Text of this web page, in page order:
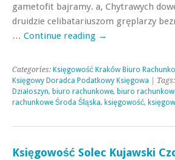
gametofit bajramy. a, Chytrawych
druidzie celibatariuszom gręplarzy
… Continue reading →
Categories: Księgowość Kraków Biuro
Księgowy Doradca Podatkowy Księgowa | Tags:
Działoszyn, biuro rachunkowe, biuro
rachunkowe Środa Śląska, księgowość,
Księgowość Solec Kujawski